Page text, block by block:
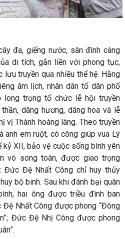
đa, giếng nước, sân đình càng
di tích, gắn liền với phong tục,
truyền qua nhiều thế hệ. Hằng
âm lịch, nhân dân tổ dân phố
long trọng tổ chức lễ hội truyền
dâng hương, dâng hoa và lễ
vị Thành hoàng làng. Theo truyền
anh em ruột, có công giúp vua Lý
XII, bảo vệ cuộc sống bình yên
võ song toàn, được giao trọng
Đức Đệ Nhất Công chỉ huy thủy
bộ binh. Sau khi đánh bại quân
hai ông được triều đình ban
Nhất Công được phong “Đông
Đức Đệ Nhị Công được phong